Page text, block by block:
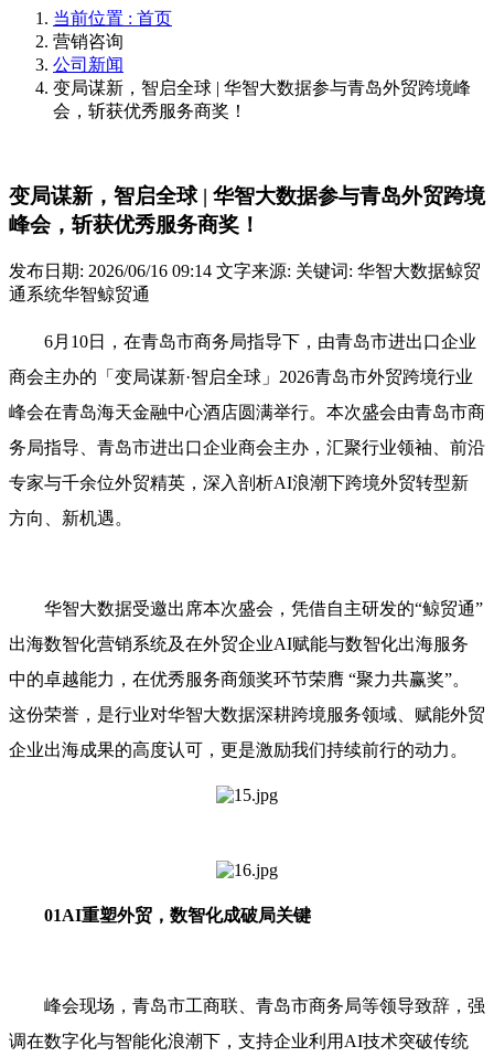
当前位置 : 首页
营销咨询
公司新闻
变局谋新，智启全球 | 华智大数据参与青岛外贸跨境峰
会，斩获优秀服务商奖！
变局谋新，智启全球 | 华智大数据参与青岛外贸跨境
峰会，斩获优秀服务商奖！
发布日期: 2026/06/16 09:14 文字来源: 关键词: 华智大数据鲸贸
通系统华智鲸贸通
6月10日，在青岛市商务局指导下，由青岛市进出口企业
商会主办的「变局谋新·智启全球」2026青岛市外贸跨境行业
峰会在青岛海天金融中心酒店圆满举行。本次盛会由青岛市商
务局指导、青岛市进出口企业商会主办，汇聚行业领袖、前沿
专家与千余位外贸精英，深入剖析AI浪潮下跨境外贸转型新
方向、新机遇。
华智大数据受邀出席本次盛会，凭借自主研发的“鲸贸通”
出海数智化营销系统及在外贸企业AI赋能与数智化出海服务
中的卓越能力，在优秀服务商颁奖环节荣膺 “聚力共赢奖”。
这份荣誉，是行业对华智大数据深耕跨境服务领域、赋能外贸
企业出海成果的高度认可，更是激励我们持续前行的动力。
01AI重塑外贸，数智化成破局关键
峰会现场，青岛市工商联、青岛市商务局等领导致辞，强
调在数字化与智能化浪潮下，支持企业利用AI技术突破传统